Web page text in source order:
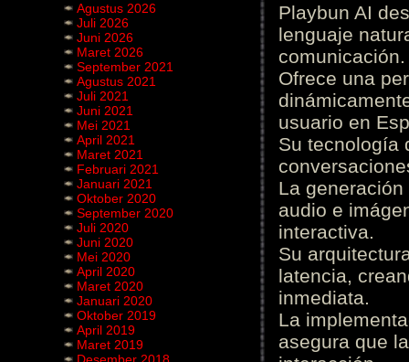
Agustus 2026
Juli 2026
Juni 2026
Maret 2026
September 2021
Agustus 2021
Juli 2021
Juni 2021
Mei 2021
April 2021
Maret 2021
Februari 2021
Januari 2021
Oktober 2020
September 2020
Juli 2020
Juni 2020
Mei 2020
April 2020
Maret 2020
Januari 2020
Oktober 2019
April 2019
Maret 2019
Playbun AI
lenguaje
comunicación.
Ofrece una
usuario en
Su tecnología
La
audio e
interactiva.
Su
latencia,
inmediata.
La
asegura que